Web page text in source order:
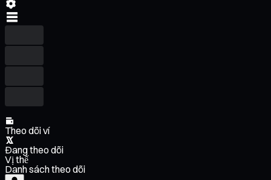
Theo dõi ví
Đang theo dõi
Vị thế
Danh sách theo dõi